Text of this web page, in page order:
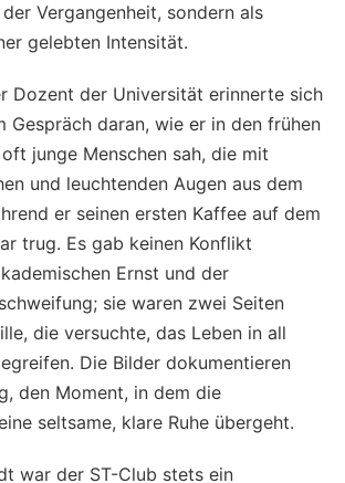
Vergangenheit, sondern als
gelebten Intensität.
Dozent der Universität erinnerte sich
Gespräch daran, wie er in den frühen
junge Menschen sah, die mit
und leuchtenden Augen aus dem
er seinen ersten Kaffee auf dem
trug. Es gab keinen Konflikt
Ernst und der
sie waren zwei Seiten
die versuchte, das Leben in all
Die Bilder dokumentieren
den Moment, in dem die
seltsame, klare Ruhe übergeht.
war der ST-Club stets ein